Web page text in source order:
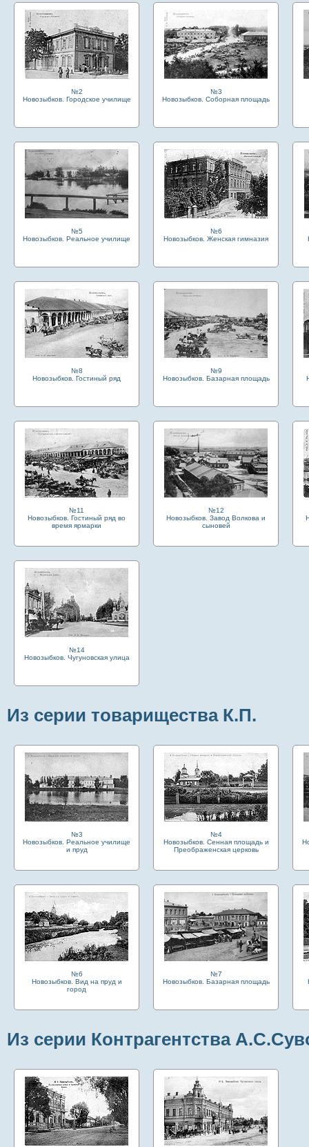
№2
Новозыбков. Городское училище
№3
Новозыбков. Соборная площадь
№5
Новозыбков. Реальное училище
№6
Новозыбков. Женская гимназия
№8
Новозыбков. Гостиный ряд
№9
Новозыбков. Базарная площадь
№11
Новозыбков. Гостиный ряд во
время ярмарки
№12
Новозыбков. Завод Волкова и
сыновей
№14
Новозыбков. Чугуновская улица
Из серии товарищества К.П.
№3
Новозыбков. Реальное училище
и пруд
№4
Новозыбков. Сенная площадь и
Преображенская церковь
№6
Новозыбков. Вид на пруд и
город
№7
Новозыбков. Базарная площадь
Из серии Контрагентства